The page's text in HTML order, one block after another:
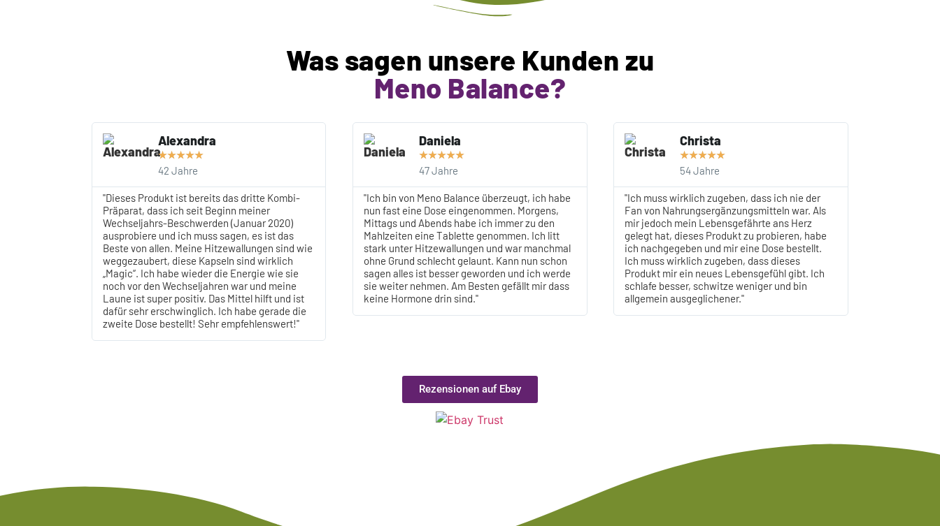
Was sagen unsere Kunden zu
Meno Balance?
Alexandra
★★★★★
42 Jahre
"Dieses Produkt ist bereits das dritte Kombi-
Präparat, dass ich seit Beginn meiner
Wechseljahrs-Beschwerden (Januar 2020)
ausprobiere und ich muss sagen, es ist das
Beste von allen. Meine Hitzewallungen sind wie
weggezaubert, diese Kapseln sind wirklich
„Magic“. Ich habe wieder die Energie wie sie
noch vor den Wechseljahren war und meine
Laune ist super positiv. Das Mittel hilft und ist
dafür sehr erschwinglich. Ich habe gerade die
zweite Dose bestellt! Sehr empfehlenswert!"
Daniela
★★★★★
47 Jahre
"Ich bin von Meno Balance überzeugt, ich habe
nun fast eine Dose eingenommen. Morgens,
Mittags und Abends habe ich immer zu den
Mahlzeiten eine Tablette genommen. Ich litt
stark unter Hitzewallungen und war manchmal
ohne Grund schlecht gelaunt. Kann nun schon
sagen alles ist besser geworden und ich werde
sie weiter nehmen. Am Besten gefällt mir dass
keine Hormone drin sind."
Christa
★★★★★
54 Jahre
"Ich muss wirklich zugeben, dass ich nie der
Fan von Nahrungsergänzungsmitteln war. Als
mir jedoch mein Lebensgefährte ans Herz
gelegt hat, dieses Produkt zu probieren, habe
ich nachgegeben und mir eine Dose bestellt.
Ich muss wirklich zugeben, dass dieses
Produkt mir ein neues Lebensgefühl gibt. Ich
schlafe besser, schwitze weniger und bin
allgemein ausgeglichener."
Rezensionen auf Ebay